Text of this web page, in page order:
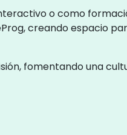
o como
creando espacio
fomentando una